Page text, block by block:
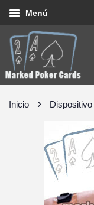
Menú
Inicio ›